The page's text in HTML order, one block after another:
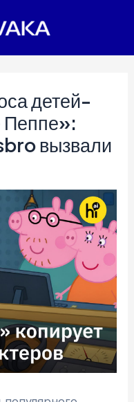
детей-
Пеппе»:
вызвали